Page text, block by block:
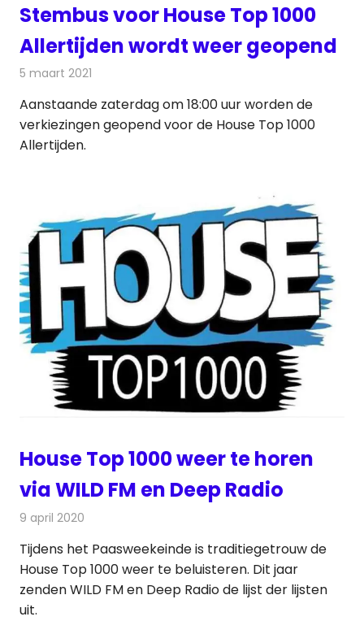
Stembus voor House Top 1000
Allertijden wordt weer geopend
5 maart 2021
Aanstaande zaterdag om 18:00 uur worden de
verkiezingen geopend voor de House Top 1000
Allertijden.
House Top 1000 weer te horen
via WILD FM en Deep Radio
9 april 2020
Tijdens het Paasweekeinde is traditiegetrouw de
House Top 1000 weer te beluisteren. Dit jaar
zenden WILD FM en Deep Radio de lijst der lijsten
uit.